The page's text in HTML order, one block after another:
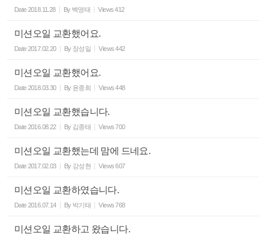
Date2018.11.28 By 백영태 Views 412
미션오일 교환했어요.
Date2017.02.20 By 장성일 Views 442
미션오일 교환했어요.
Date2018.03.30 By 윤종희 Views 448
미션오일 교환했습니다.
Date2016.08.22 By 김종태 Views 700
미션오일 교환했는데 맘에 드네요.
Date2017.02.03 By 강성현 Views 607
미션오일 교환하였습니다.
Date2016.07.14 By 박기태 Views 768
미션오일 교환하고 왔습니다.